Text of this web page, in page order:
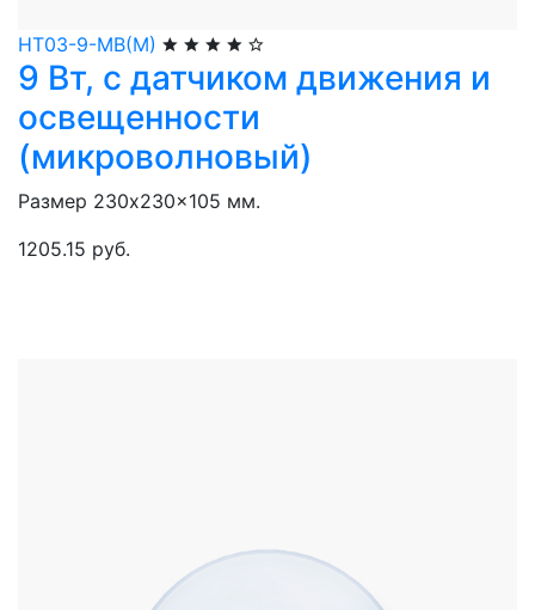
НТ03-9-МВ(М)
9 Вт, с датчиком движения и
освещенности
(микроволновый)
Размер 230x230x105 мм.
1205.15 руб.